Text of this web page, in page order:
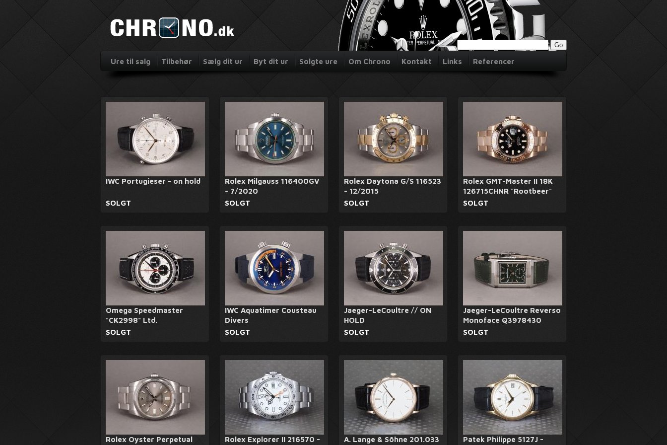
Ure til salg Tilbehør Sælg dit ur Byt dit ur Solgte ure Om Chrono Kontakt Links Referencer
IWC Portugieser - on hold
SOLGT
Rolex Milgauss 116400GV
- 7/2020
SOLGT
Rolex Daytona G/S 116523
- 12/2015
SOLGT
Rolex GMT-Master II 18K
126715CHNR "Rootbeer"
SOLGT
Omega Speedmaster
"CK2998" Ltd.
SOLGT
IWC Aquatimer Cousteau
Divers
SOLGT
Jaeger-LeCoultre // ON
HOLD
SOLGT
Jaeger-LeCoultre Reverso
Monoface Q3978430
SOLGT
Rolex Oyster Perpetual Rolex Explorer II 216570 - A. Lange & Söhne 201.033 Patek Philippe 5127J -